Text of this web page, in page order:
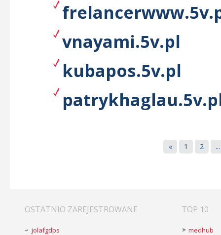
vnayami.5v.pl
kubapos.5v.pl
« 1 2 ...
OSTATNIO ZAREJESTROWANE
jolafgdps
TOP 10
medhub